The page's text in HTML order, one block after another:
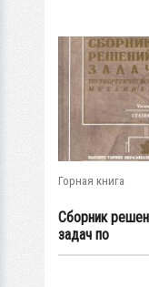
Горная книга
Сборник
задач по
теоретической